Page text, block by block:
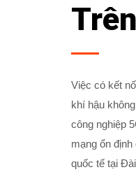
Việc có kết
khí hậu
công nghiệp
mạng ổn
quốc tế tại